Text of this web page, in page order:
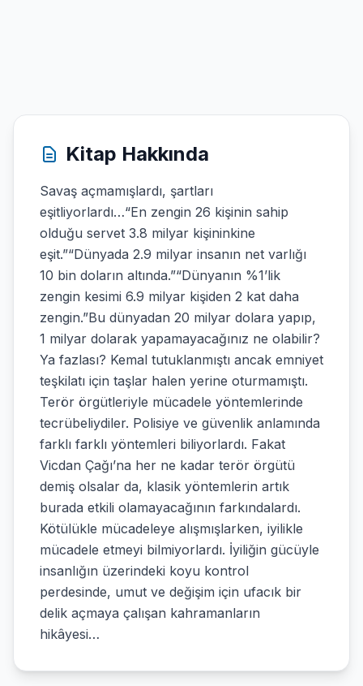
Kitap Hakkında
Savaş açmamışlardı, şartları
eşitliyorlardı…“En zengin 26 kişinin sahip
olduğu servet 3.8 milyar kişininkine
eşit.”“Dünyada 2.9 milyar insanın net varlığı
10 bin doların altında.”“Dünyanın %1’lik
zengin kesimi 6.9 milyar kişiden 2 kat daha
zengin.”Bu dünyadan 20 milyar dolara yapıp,
1 milyar dolarak yapamayacağınız ne olabilir?
Ya fazlası? Kemal tutuklanmıştı ancak emniyet
teşkilatı için taşlar halen yerine oturmamıştı.
Terör örgütleriyle mücadele yöntemlerinde
tecrübeliydiler. Polisiye ve güvenlik anlamında
farklı farklı yöntemleri biliyorlardı. Fakat
Vicdan Çağı’na her ne kadar terör örgütü
demiş olsalar da, klasik yöntemlerin artık
burada etkili olamayacağının farkındalardı.
Kötülükle mücadeleye alışmışlarken, iyilikle
mücadele etmeyi bilmiyorlardı. İyiliğin gücüyle
insanlığın üzerindeki koyu kontrol
perdesinde, umut ve değişim için ufacık bir
delik açmaya çalışan kahramanların
hikâyesi…